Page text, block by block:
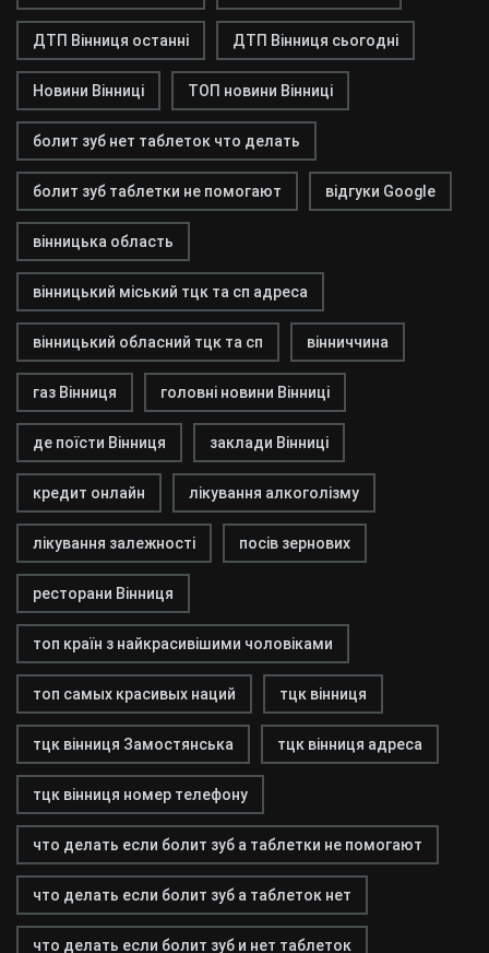
ДТП Вінниця останні ДТП Вінниця сьогодні
Новини Вінниці ТОП новини Вінниці
болит зуб нет таблеток что делать
болит зуб таблетки не помогают відгуки Google
вінницька область
вінницький міський тцк та сп адреса
вінницький обласний тцк та сп вінниччина
газ Вінниця головні новини Вінниці
де поїсти Вінниця заклади Вінниці
кредит онлайн лікування алкоголізму
лікування залежності посів зернових
ресторани Вінниця
топ країн з найкрасивішими чоловіками
топ самых красивых наций тцк вінниця
тцк вінниця Замостянська тцк вінниця адреса
тцк вінниця номер телефону
что делать если болит зуб а таблетки не помогают
что делать если болит зуб а таблеток нет
что делать если болит зуб и нет таблеток